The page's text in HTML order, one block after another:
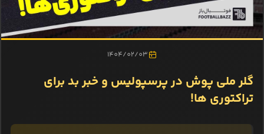
1404/02/03
گلر ملی پوش در پرسپولیس و خبر بد برای
تراکتوری ها!